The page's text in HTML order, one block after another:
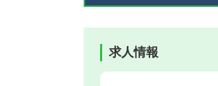
求人情報